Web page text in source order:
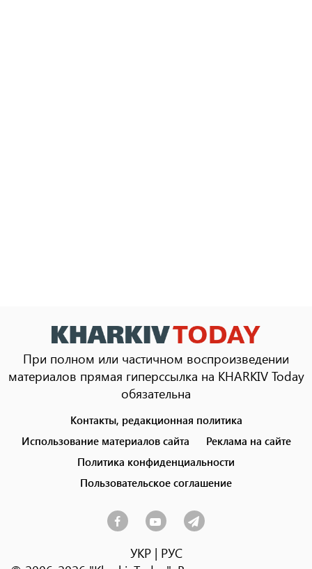
При полном или частичном воспроизведении
материалов прямая гиперссылка на KHARKIV Today
обязательна
menu
Контакты, редакционная политика
Использование материалов сайта
Реклама на сайте
Политика конфиденциальности
Пользовательское соглашение
УКР| РУС